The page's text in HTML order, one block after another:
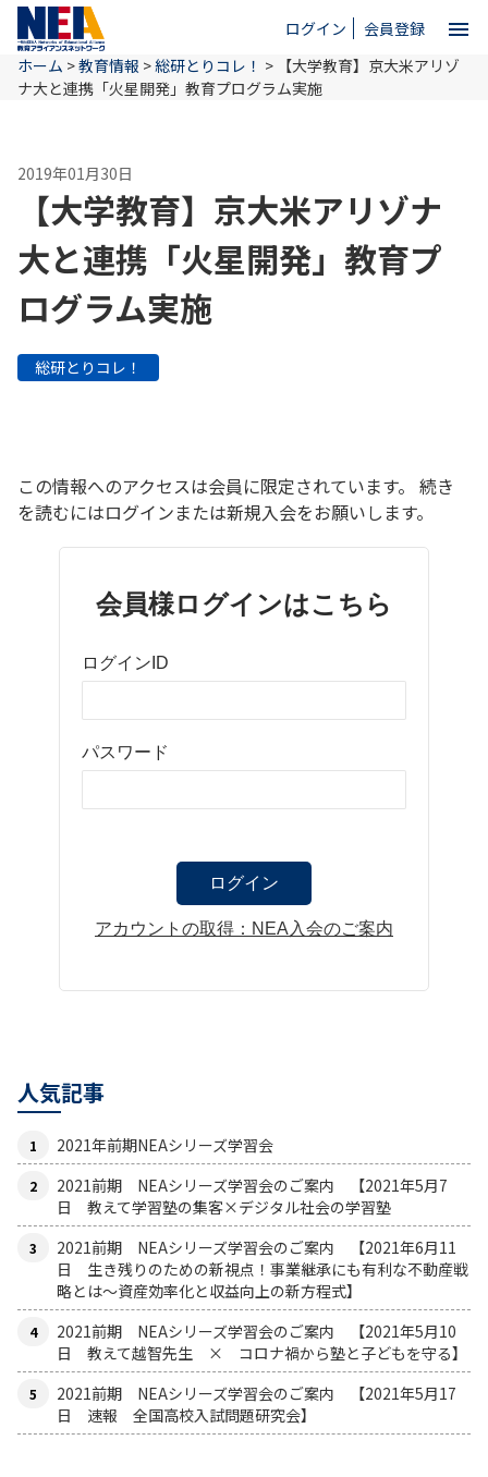
ログイン 会員登録 menu
ホーム
NEAとは
教育情報
お問い合わせ
ホーム >教育情報 >総研とりコレ！ > 【大学教育】京大米アリゾ
ナ大と連携「火星開発」教育プログラム実施
2019年01月30日
【大学教育】京大米アリゾナ
大と連携「火星開発」教育プ
ログラム実施
総研とりコレ！
この情報へのアクセスは会員に限定されています。 続き
を読むにはログインまたは新規入会をお願いします。
会員様ログインはこちら
ログインID
パスワード
アカウントの取得：NEA入会のご案内
人気記事
2021年前期NEAシリーズ学習会
2021前期 NEAシリーズ学習会のご案内 【2021年5月7
日 教えて学習塾の集客×デジタル社会の学習塾
2021前期 NEAシリーズ学習会のご案内 【2021年6月11
日 生き残りのための新視点！事業継承にも有利な不動産戦
略とは〜資産効率化と収益向上の新方程式】
2021前期 NEAシリーズ学習会のご案内 【2021年5月10
日 教えて越智先生 × コロナ禍から塾と子どもを守る】
2021前期 NEAシリーズ学習会のご案内 【2021年5月17
日 速報 全国高校入試問題研究会】